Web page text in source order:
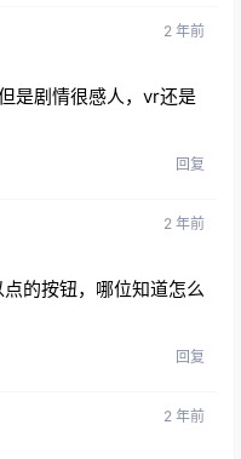
2 年前
是剧情很感人，vr还是
回复
2 年前
的按钮，哪位知道怎么
回复
2 年前